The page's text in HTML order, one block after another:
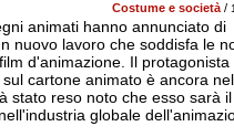
Costume e società/
animati hanno annunciato di
nuovo lavoro che soddisfa le
d'animazione. Il protagonista
cartone animato è ancora
stato reso noto che esso sarà
globale